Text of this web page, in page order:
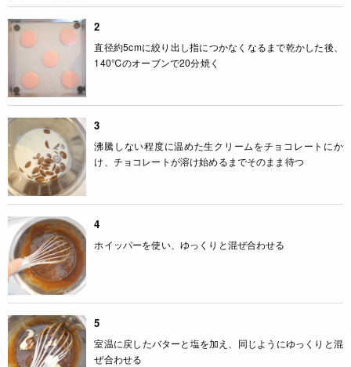
2
直径約5cmに絞り出し指につかなくなるまで乾かした後、
140℃のオーブンで20分焼く
3
沸騰しない程度に温めた生クリームをチョコレートにか
け、チョコレートが溶け始めるまでそのまま待つ
4
ホイッパーを使い、ゆっくりと混ぜ合わせる
5
室温に戻したバターと塩を加え、同じようにゆっくりと混
ぜ合わせる